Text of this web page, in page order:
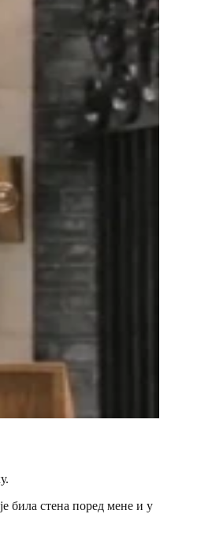
била стена поред мене и у